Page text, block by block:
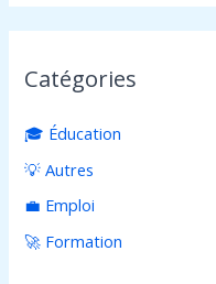
Catégories
🎓 Éducation
💡 Autres
💼 Emploi
🚀 Formation